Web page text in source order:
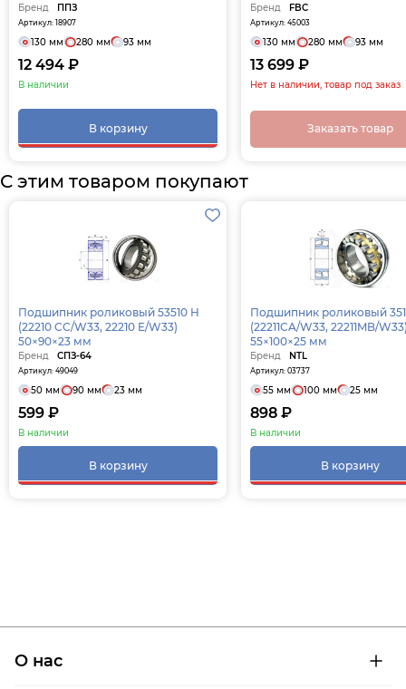
Бренд ППЗ
Артикул: 18907
130 мм 280 мм 93 мм
12 494 ₽
В наличии
В корзину
Бренд FBC
Артикул: 45003
130 мм 280 мм 93 мм
13 699 ₽
Нет в наличии, товар под заказ
Заказать товар
С этим товаром покупают
Подшипник роликовый 53510 H
(22210 CC/W33, 22210 E/W33)
50×90×23 мм
Бренд СПЗ-64
Артикул: 49049
50 мм 90 мм 23 мм
599 ₽
В наличии
В корзину
Подшипник роликовый
(22211CA/W33, 22211MB/
55×100×25 мм
Бренд NTL
Артикул: 03737
55 мм 100 мм 25 мм
898 ₽
В наличии
В корзину
О нас